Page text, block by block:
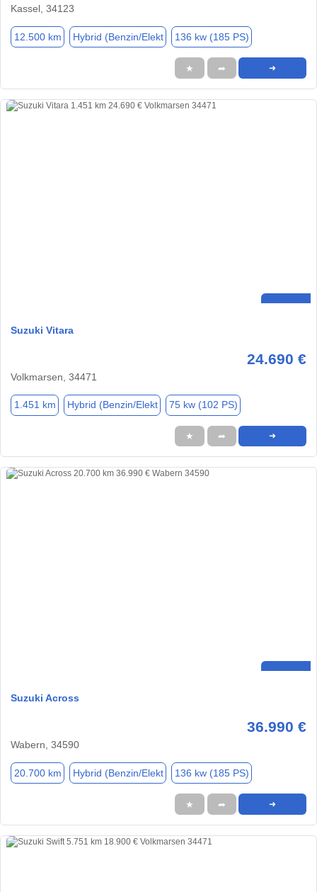
Kassel, 34123
12.500 km Hybrid (Benzin/Elekt 136 kw (185 PS)
★ ➦ ➜
Suzuki Vitara
24.690 €
Volkmarsen, 34471
1.451 km Hybrid (Benzin/Elekt 75 kw (102 PS)
★ ➦ ➜
Suzuki Across
36.990 €
Wabern, 34590
20.700 km Hybrid (Benzin/Elekt 136 kw (185 PS)
★ ➦ ➜